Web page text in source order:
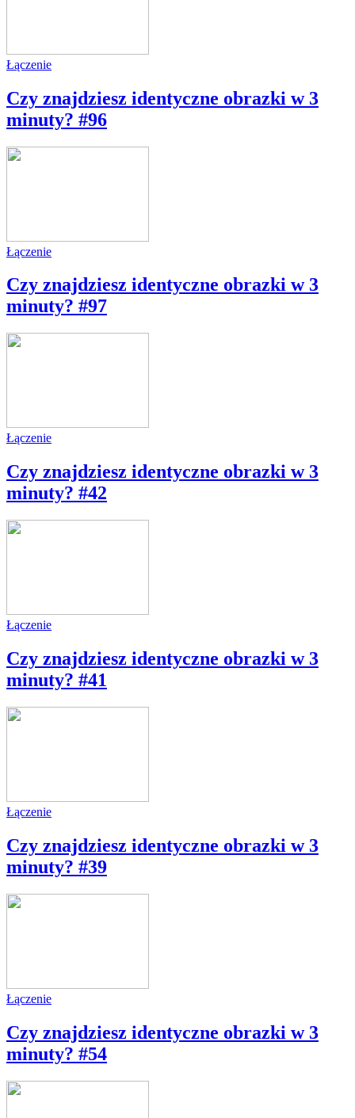
Łączenie
Czy znajdziesz identyczne obrazki w 3
minuty? #96
Łączenie
Czy znajdziesz identyczne obrazki w 3
minuty? #97
Łączenie
Czy znajdziesz identyczne obrazki w 3
minuty? #42
Łączenie
Czy znajdziesz identyczne obrazki w 3
minuty? #41
Łączenie
Czy znajdziesz identyczne obrazki w 3
minuty? #39
Łączenie
Czy znajdziesz identyczne obrazki w 3
minuty? #54